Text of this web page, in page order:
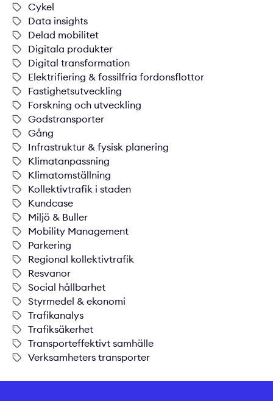
Cykel
Data insights
Delad mobilitet
Digitala produkter
Digital transformation
Elektrifiering & fossilfria fordonsflottor
Fastighetsutveckling
Forskning och utveckling
Godstransporter
Gång
Infrastruktur & fysisk planering
Klimatanpassning
Klimatomställning
Kollektivtrafik i staden
Kundcase
Miljö & Buller
Mobility Management
Parkering
Regional kollektivtrafik
Resvanor
Social hållbarhet
Styrmedel & ekonomi
Trafikanalys
Trafiksäkerhet
Transporteffektivt samhälle
Verksamheters transporter